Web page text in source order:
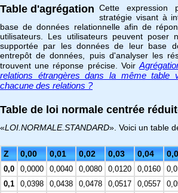
Table d'agrégation Cette expression
stratégie visant à
base de données relationnelle afin de
utilisateurs. Les utilisateurs peuvent poser
supportée par les données de leur base
entrepôt de données, puis d'analyser les
trouvent une réponse précise. Voir
relations étrangères dans la même table
chacune des relations ?
Table de loi normale centrée
«LOI.NORMALE.STANDARD». Voici un table
Z 0,00 0,01 0,02 0,03 0,04
0,0 0,0000 0,0040 0,0080 0,0120 0,0160
0,1
0,0398 0,0438 0,0478 0,0517 0,0557